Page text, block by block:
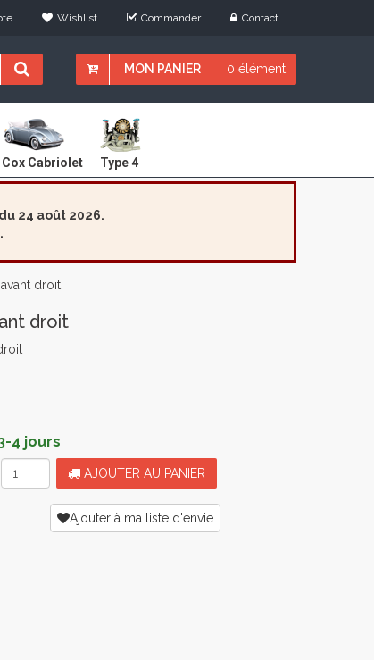
Wishlist Commander Contact
MON PANIER 0 élément
Cox Cabriolet Type 4
24 août 2026.
droit
droit
4 jours
AJOUTER AU PANIER
Ajouter à ma liste d'envie